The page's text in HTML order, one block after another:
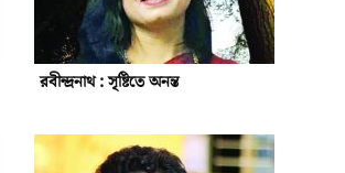
রবীন্দ্রনাথ : সৃষ্টিতে অনন্ত